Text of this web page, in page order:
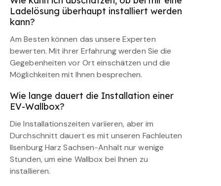
Ladelösung überhaupt installiert werden
kann?
Am Besten können das unsere Experten
bewerten. Mit ihrer Erfahrung werden Sie die
Gegebenheiten vor Ort einschätzen und die
Möglichkeiten mit Ihnen besprechen.
Wie lange dauert die Installation einer
EV-Wallbox?
Die Installationszeiten variieren, aber im
Durchschnitt dauert es mit unseren Fachleuten
Ilsenburg Harz Sachsen-Anhalt nur wenige
Stunden, um eine Wallbox bei Ihnen zu
installieren.